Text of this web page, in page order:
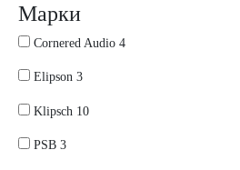
Марки
Cornered Audio 44
Elipson 33
Klipsch 1010
PSB 33